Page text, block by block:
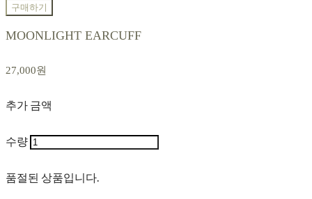
구매하기
MOONLIGHT EARCUFF
27,000원
추가 금액
수량
품절된 상품입니다.